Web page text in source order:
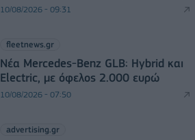
10/08/2026 - 09:31
fleetnews.gr
Νέα Mercedes-Benz GLB: Hybrid και
Electric, με όφελος 2.000 ευρώ
10/08/2026 - 07:50
advertising.gr